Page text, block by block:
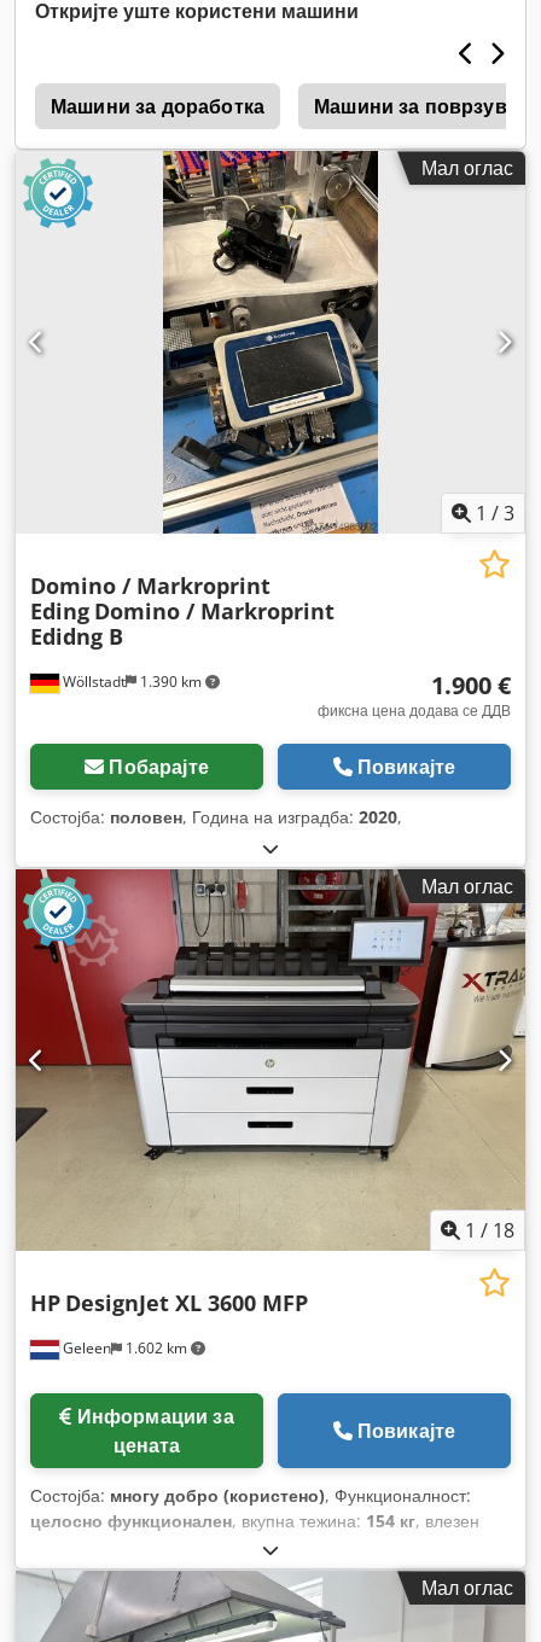
, влезна фреквенција:
Откријте уште користени машини
Машини за доработка Машини за
Мал оглас
1 /3
Wöllstadt 1.390 km
Domino / Markroprint
Eding Domino / Markroprint
Edidng B
1.900 €
фиксна цена додава се ДДВ
Побарајте Повикајте
Состојба: половен, Година на изградба: 2020,
Мал оглас
1 / 18
Geleen 1.602 km
HP DesignJet XL 3600 MFP
цената
Повикајте
Состојба: многу добро (користено), Функционалност:
целосно функционален, вкупна тежина: 154 кг, влезен
, вкупна ширина:660 мм
1.500 мм, вкупна висина:1.310 мм,
Мал оглас